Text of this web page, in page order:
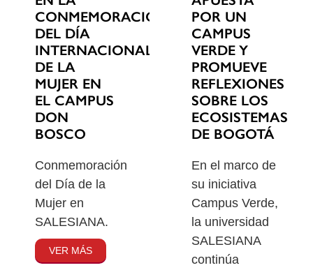
CONMEMORACIÓN
DEL DÍA
INTERNACIONAL
DE LA
MUJER EN
EL CAMPUS
DON
BOSCO
Conmemoración
del Día de la
Mujer en
SALESIANA.
VER MÁS
POR UN
CAMPUS
VERDE Y
PROMUEVE
REFLEXIONES
SOBRE LOS
ECOSISTEMAS
DE BOGOTÁ
En el marco de
su iniciativa
Campus Verde,
la universidad
SALESIANA
continúa